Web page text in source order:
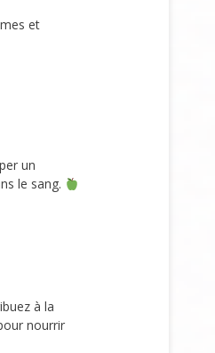
et
un
le sang.
à la
nourrir